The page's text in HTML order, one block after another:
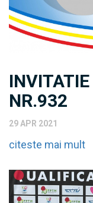
NR.932
29 APR 2021
citeste mai mult